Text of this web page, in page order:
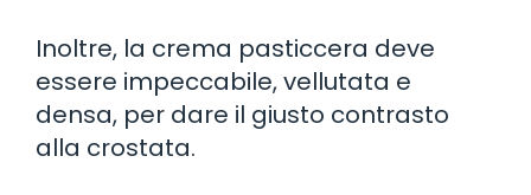
Inoltre, la crema pasticcera deve
essere impeccabile, vellutata e
densa, per dare il giusto contrasto
alla crostata.